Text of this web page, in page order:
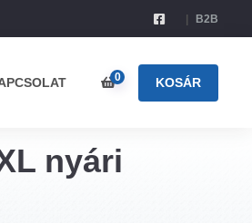
B2B
0 KOSÁR
nyári